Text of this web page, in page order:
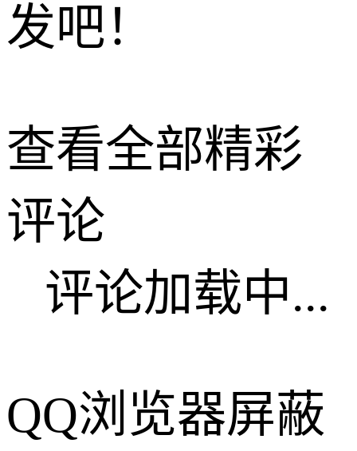
发吧！
查看全部精彩
评论
评论加载中...
QQ浏览器屏蔽